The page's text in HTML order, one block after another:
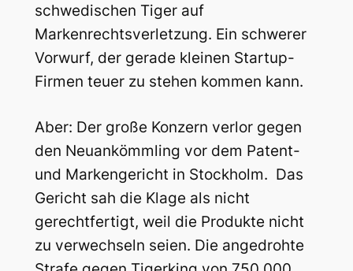
schwedischen Tiger auf
Markenrechtsverletzung. Ein schwerer
Vorwurf, der gerade kleinen Startup-
Firmen teuer zu stehen kommen kann.
Aber: Der große Konzern verlor gegen
den Neuankömmling vor dem Patent-
und Markengericht in Stockholm. Das
Gericht sah die Klage als nicht
gerechtfertigt, weil die Produkte nicht
zu verwechseln seien. Die angedrohte